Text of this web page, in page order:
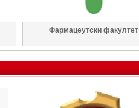
Фармацеутски факултет